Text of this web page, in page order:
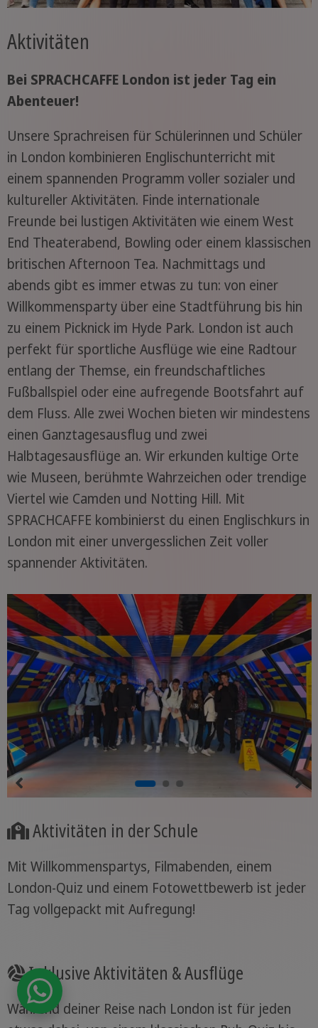
Aktivitäten
Bei SPRACHCAFFE London ist jeder Tag ein
Abenteuer!
Unsere Sprachreisen für Schülerinnen und Schüler
in London kombinieren Englischunterricht mit
einem spannenden Programm voller sozialer und
kultureller Aktivitäten. Finde internationale
Freunde bei lustigen Aktivitäten wie einem West
End Theaterabend, Bowling oder einem klassischen
britischen Afternoon Tea. Nachmittags und
abends gibt es immer etwas zu tun: von einer
Willkommensparty über eine Stadtführung bis hin
zu einem Picknick im Hyde Park. London ist auch
perfekt für sportliche Ausflüge wie eine Radtour
entlang der Themse, ein freundschaftliches
Fußballspiel oder eine aufregende Bootsfahrt auf
dem Fluss. Alle zwei Wochen bieten wir mindestens
einen Ganztagesausflug und zwei
Halbtagesausflüge an. Wir erkunden kultige Orte
wie Museen, berühmte Wahrzeichen oder trendige
Viertel wie Camden und Notting Hill. Mit
SPRACHCAFFE kombinierst du einen Englischkurs in
London mit einer unvergesslichen Zeit voller
spannender Aktivitäten.
Aktivitäten in der Schule
Mit Willkommenspartys, Filmabenden, einem
London-Quiz und einem Fotowettbewerb ist jeder
Tag vollgepackt mit Aufregung!
Inklusive Aktivitäten & Ausflüge
Während deiner Reise nach London ist für jeden